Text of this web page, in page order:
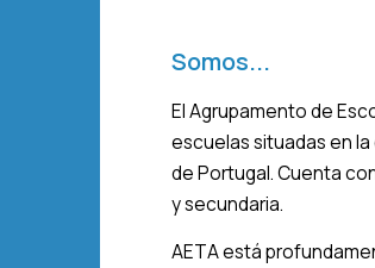
Somos...
El Agrupamento de
escuelas situadas en la
de Portugal. Cuenta
y secundaria.
AETA está